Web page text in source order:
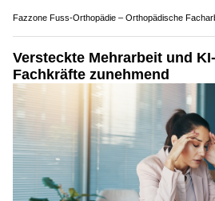
Fazzone Fuss-Orthopädie – Orthopädische
Versteckte Mehrarbeit und
Fachkräfte zunehmend